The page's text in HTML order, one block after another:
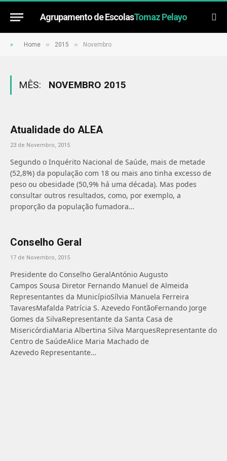
Agrupamento de EscolasTomaz Pelayo
» Home » 2015 » Novembro
MÊS: NOVEMBRO 2015
Atualidade do ALEA
23 de Novembro, 2015
Segundo o Inquérito Nacional de Saúde, mais de metade
(52,8%) da população com 18 ou mais ano tinha excesso de
peso ou obesidade (50,9% há uma década). Mas podes
consultar outros resultados, como, por exemplo, a
proporção da população fumadora…
Conselho Geral
17 de Novembro, 2015
Presidente do Conselho GeralAntónio Augusto
Campos Sousa Diretor Fernando Manuel de Almeida
Representantes da MunicípioSílvia Manuela Ferreira
TavaresMafalda Patrícia S. Azevedo FontãoFernando Jorge
Gomes da SilvaRepresentante da Santa Casa de
MisericórdiaMaria Albertina Silva MarquesRepresentante do
Centro de SaúdeAlice Maria Machado de
Azevedo Representante…